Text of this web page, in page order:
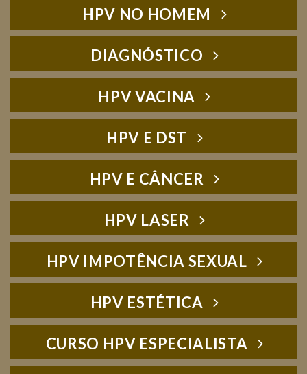
HPV NO HOMEM
DIAGNÓSTICO
HPV VACINA
HPV E DST
HPV E CÂNCER
HPV LASER
HPV IMPOTÊNCIA SEXUAL
HPV ESTÉTICA
CURSO HPV ESPECIALISTA